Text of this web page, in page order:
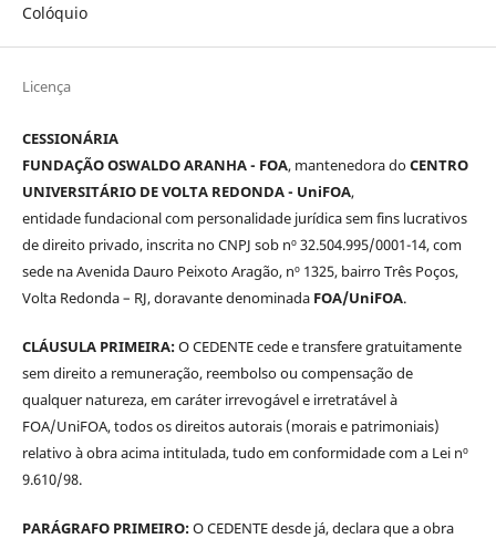
Colóquio
Licença
CESSIONÁRIA
FUNDAÇÃO OSWALDO ARANHA - FOA, mantenedora doCENTRO
UNIVERSITÁRIO DE VOLTA REDONDA - UniFOA,
entidade fundacional com personalidade jurídica sem fins lucrativos
de direito privado, inscrita no CNPJ sob nº 32.504.995/0001-14, com
sede na Avenida Dauro Peixoto Aragão, nº 1325, bairro Três Poços,
Volta Redonda – RJ, doravante denominada FOA/UniFOA.
CLÁUSULA PRIMEIRA:O CEDENTE cede e transfere gratuitamente
sem direito a remuneração, reembolso ou compensação de
qualquer natureza, em caráter irrevogável e irretratável à
FOA/UniFOA, todos os direitos autorais (morais e patrimoniais)
relativo à obra acima intitulada, tudo em conformidade com a Lei nº
9.610/98.
PARÁGRAFO PRIMEIRO:O CEDENTE desde já, declara que a obra